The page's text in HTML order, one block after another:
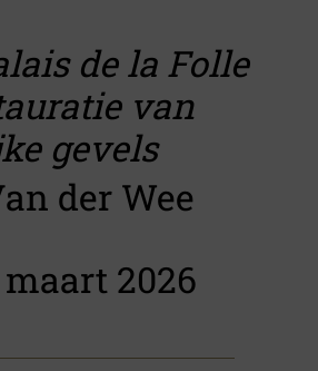
de la Folle
van
gevels
der Wee
2026